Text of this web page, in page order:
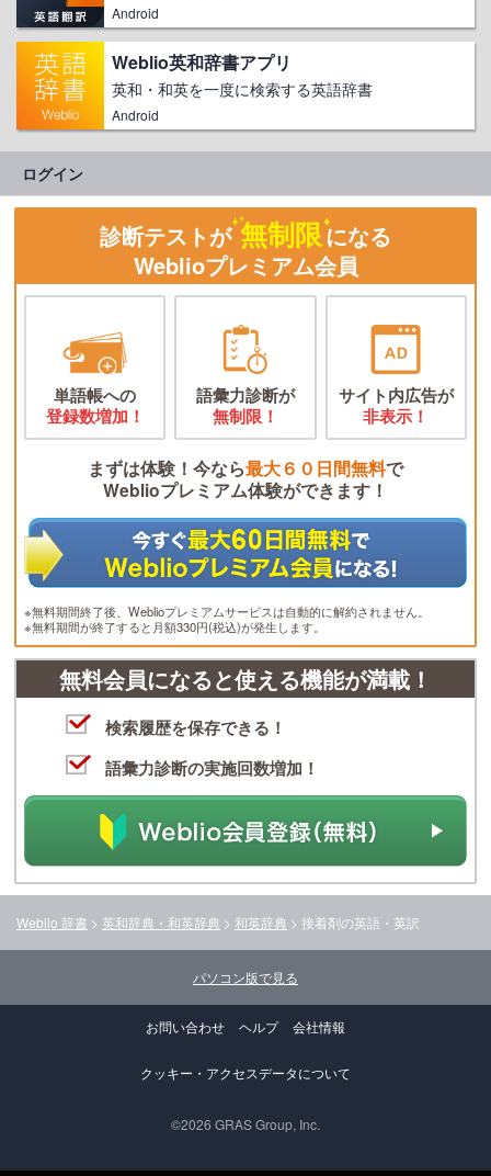
Android
Weblio英和辞書アプリ
英和・和英を一度に検索する英語辞書
Android
ログイン
診断テストが 無制限になる
Weblioプレミアム会員
単語帳への
登録数増加！
語彙力診断が
無制限！
サイト内広告が
非表示！
まずは体験！今なら最大６０日間無料で
Weblioプレミアム体験ができます！
※無料期間終了後、Weblioプレミアムサービスは自動的に解約されません。
※無料期間が終了すると月額330円(税込)が発生します。
無料会員になると使える機能が満載！
検索履歴を保存できる！
語彙力診断の実施回数増加！
Weblio 辞書 > 英和辞典・和英辞典 > 和英辞典 > 接着剤の英語・英訳
パソコン版で見る
お問い合わせ ヘルプ 会社情報
クッキー・アクセスデータについて
©2026 GRAS Group, Inc.